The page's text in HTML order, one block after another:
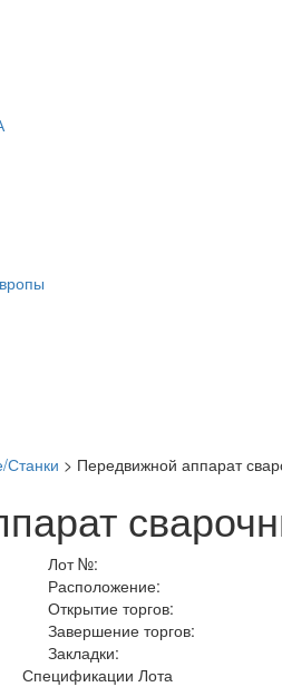
Станки > Передвижной аппарат
Лот №:
Расположение:
Открытие торгов:
Завершение торгов:
Закладки:
Спецификации Лота